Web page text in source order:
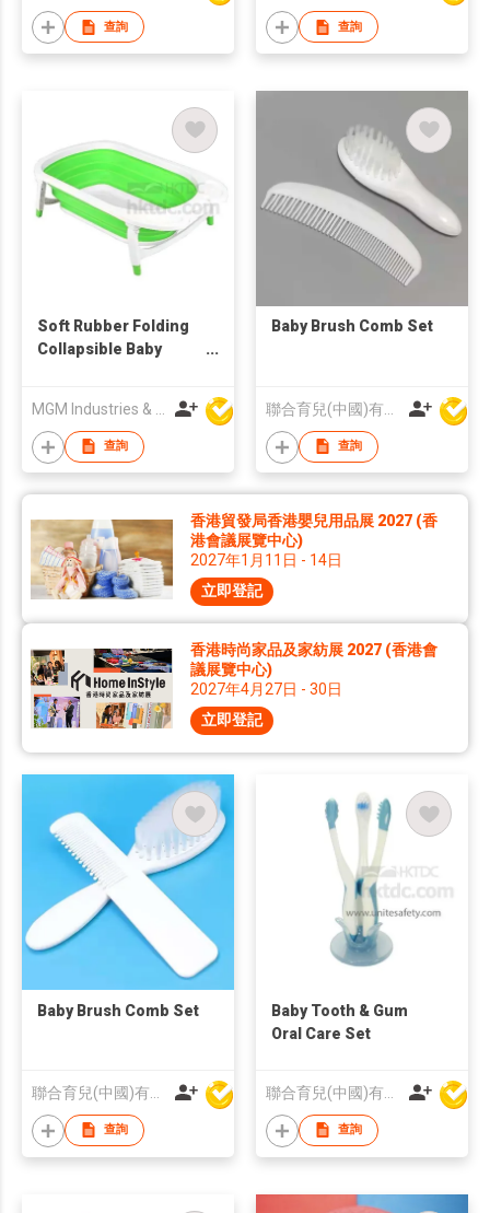
查詢 查詢
Soft Rubber Folding
Collapsible Baby
查詢
Baby Brush Comb Set
查詢
香港貿發局香港嬰兒用品展 2027 (香
港會議展覽中心)
2027年1月11日 - 14日
立即登記
香港時尚家品及家紡展 2027 (香港會
議展覽中心)
2027年4月27日 - 30日
立即登記
Baby Brush Comb Set
查詢
Baby Tooth & Gum
Oral Care Set
查詢